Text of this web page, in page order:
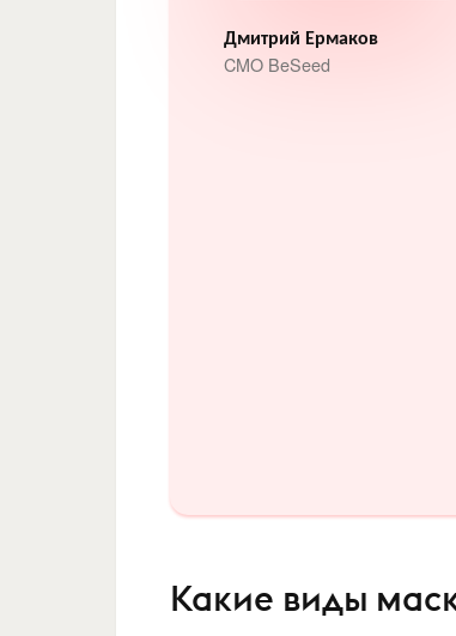
Дмитрий Ермаков
CMO BeSeed
Какие виды